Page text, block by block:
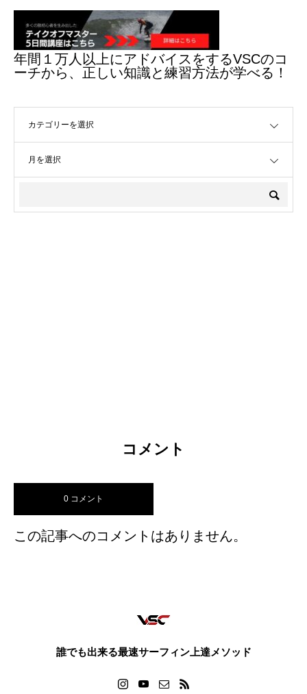
年間１万人以上にアドバイスをするVSCのコ
ーチから、正しい知識と練習方法が学べる！
コメント
0 コメント
この記事へのコメントはありません。
誰でも出来る最速サーフィン上達メソッド